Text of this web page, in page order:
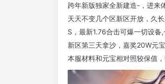
跨年新版独家全新建造-，进来
天天不变几个区新区开放，久
S，最新1.76合击可爆一切设备,
新区第三天拿沙，嘉奖20W元宝
本服材料和元宝相对照较保值